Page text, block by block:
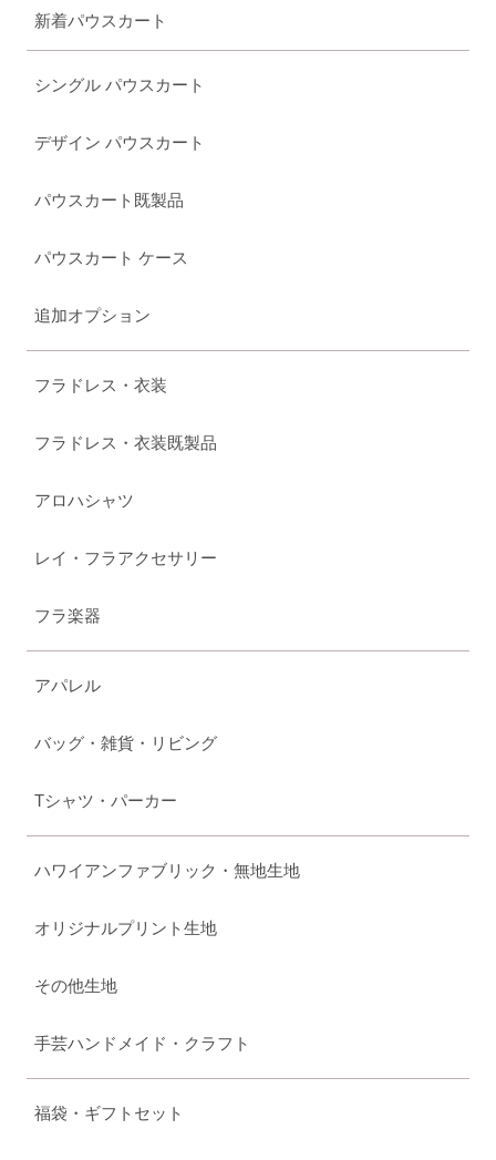
新着パウスカート
シングル パウスカート
デザイン パウスカート
パウスカート既製品
パウスカート ケース
追加オプション
フラドレス・衣装
フラドレス・衣装既製品
アロハシャツ
レイ・フラアクセサリー
フラ楽器
アパレル
バッグ・雑貨・リビング
Tシャツ・パーカー
ハワイアンファブリック・無地生地
オリジナルプリント生地
その他生地
手芸ハンドメイド・クラフト
福袋・ギフトセット